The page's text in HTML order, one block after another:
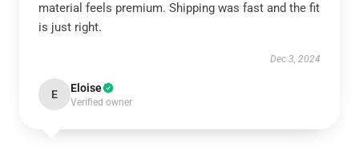
material feels premium. Shipping was fast and the fit
is just right.
Dec 3, 2024
E Eloise
Verified owner